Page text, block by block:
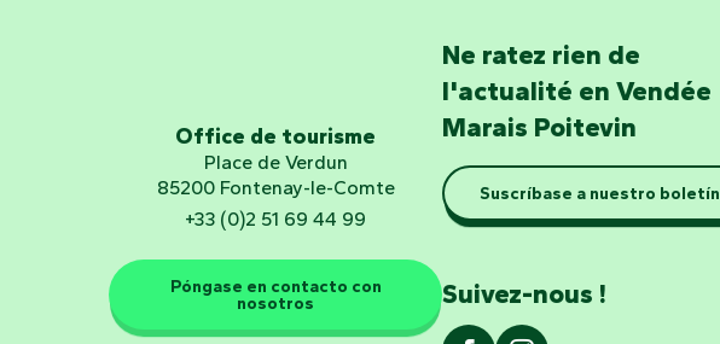
Office de tourisme
Place de Verdun
85200 Fontenay-le-Comte
+33 (0)2 51 69 44 99
Póngase en contacto con
nosotros
Ne ratez rien de
l'actualité en Vendée
Marais Poitevin
Suscríbase a nuestro boletín
Suivez-nous !